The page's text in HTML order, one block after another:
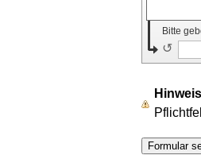
Bitte
↺
Hinweis